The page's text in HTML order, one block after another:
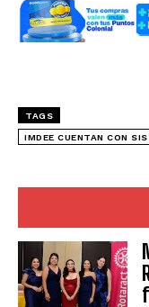
TAGS
IMDEE CUENTAN CON